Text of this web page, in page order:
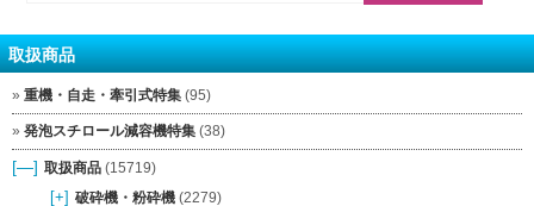
取扱商品
重機・自走・牽引式特集 (95)
発泡スチロール減容機特集 (38)
[—] 取扱商品 (15719)
[+] 破砕機・粉砕機 (2279)